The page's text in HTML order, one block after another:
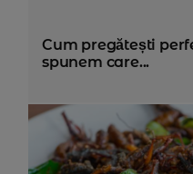
Cum pregătești
spunem care...